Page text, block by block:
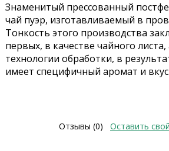
Знаменитый прессованный
чай пуэр, изготавливаемый в
Тонкость этого производства
первых, в качестве чайного
технологии обработки, в
имеет специфичный аромат и вкус.
Отзывы (0) Оставить